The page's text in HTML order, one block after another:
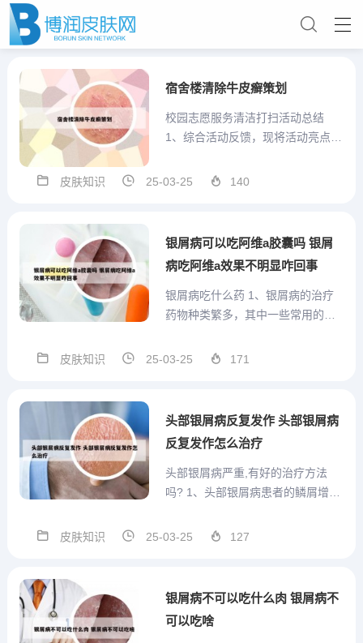
宿舍楼清除牛皮癣策划
校园志愿服务清洁打扫活动总结
1、综合活动反馈，现将活动亮点和
的纯粹。志愿者们无私奉献，积极
先统计清理地点，减少活动中的混
皮肤知识 25-03-25 140
银屑病可以吃阿维a胶囊吗 银屑
病吃阿维a效果不明显咋回事
银屑病吃什么药 1、银屑病的治疗
药物种类繁多，其中一些常用的药
方青黛丸、雷公藤和复方丹参片
醇和他卡西醇，特别适用于斑块型
皮肤知识 25-03-25 171
头部银屑病反复发作 头部银屑病
反复发作怎么治疗
头部银屑病严重,有好的治疗方法
吗? 1、头部银屑病患者的鳞屑增多
过快所引起的，建议头部银屑病患
瘙痒，而且对于头部银屑病的治疗
皮肤知识 25-03-25 127
银屑病不可以吃什么肉 银屑病不
可以吃啥